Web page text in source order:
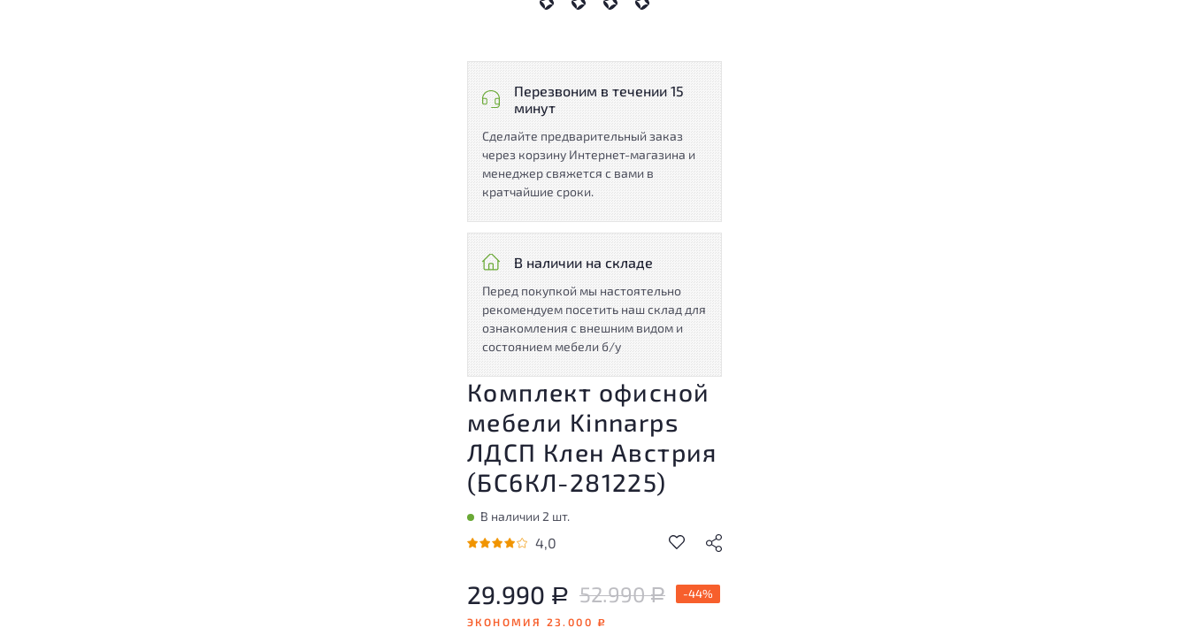
Перезвоним в течении 15
минут
Сделайте предварительный заказ
через корзину Интернет-магазина и
менеджер свяжется с вами в
кратчайшие сроки.
В наличии на складе
Перед покупкой мы настоятельно
рекомендуем посетить наш склад для
ознакомления с внешним видом и
состоянием мебели б/у
Комплект офисной
мебели Kinnarps
ЛДСП Клен Австрия
(БС6КЛ-281225)
В наличии 2 шт.
4,0
29.990 Р 52.990Р -44%
ЭКОНОМИЯ 23.000Р